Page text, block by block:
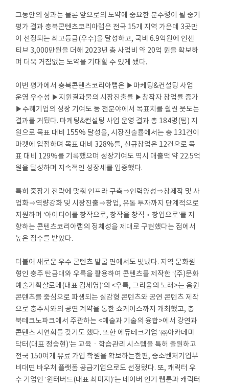
그동안의 성과는 물론 앞으로의 도약에 중요한 분수령이 될 중기
평가 결과 충북콘텐츠코리아랩은 전국 15개 지역 가운데 3곳만
이 선정되는 최고등급(우수)을 달성하고, 국비 6.9억원에 인센
티브 3,000만원을 더해 2023년 총 사업비 약 20억 원을 확보하
며 더욱 거침없는 도약을 기대할 수 있게 됐다.
이번 평가에서 충북콘텐츠코리아랩은 ▶마케팅&컨설팅 사업
운영 우수성 ▶지원결과물의 시장진출률 ▶창작자 창업률 증가
▶수혜기업의 성장 기여도 등 전분야에서 목표치를 훨씬 웃도는
결과를 거뒀다. 마케팅&컨설팅 사업 운영 결과 총 184명(팀) 지
원으로 목표 대비 155% 달성을, 시장진출률에서는 총 131건이
마켓에 입점하며 목표 대비 328%를, 신규창업은 12건으로 목
표 대비 129%를 기록했으며 성장기여도 역시 매출액 약 22.5억
원을 달성하며 지속적인 성장세를 입증했다.
특히 중장기 전략에 맞춰 인프라 구축⇒인력양성⇒창제작 및 사
업화⇒역량강화 및 시장진출⇒창업, 유통 투자까지 단계적으로
지원하며 ‘아이디어를 창작으로, 창작을 창직‧창업으로’를 지
향하는 콘텐츠코리아랩의 정체성을 제대로 구현했다는 점에서
높은 점수를 받았다.
더불어 새로운 우수 콘텐츠 발굴 면에서도 빛났다. 지역 문화원
형인 충주 탄금대와 우륵을 활용하여 콘텐츠를 제작한 ‘(주)문화
예술기획살로메(대표 김세영)’의 <우륵, 그리움의 노래>는 음원
콘텐츠를 중심으로 파생되는 실감형 콘텐츠와 공연 콘텐츠 제작
으로 충주시와의 공연 계약을 통한 쇼케이스까지 개최했고, 충
북테크노파크에서 주관하는 <예술과 기술의 융합>에서 강연과
콘텐츠 시연회를 갖기도 했다. 또한 에듀테크기업 ‘㈜아카데미
닥터(대표 정승현)’는 교육ㆍ학습관리 시스템을 특허 출원하고
전국 150여개 유료 가입 학원을 확보하는한편, 중소벤처기업부
비대면 바우처 플랫폼 공급기업으로도 선정됐다. 또, 캐릭터 우
수 기업인 ‘윈터버드(대표 최미지)’는 네이버 인기 웹툰과 캐릭터